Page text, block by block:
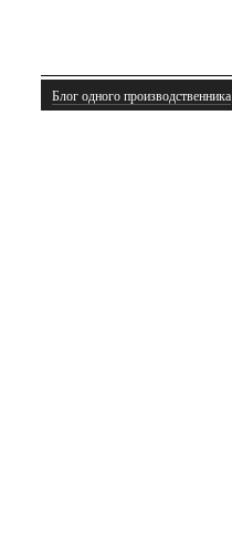
Блог одного производственника